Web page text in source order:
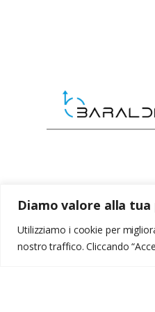
Diamo valore alla tua
Utilizziamo i cookie per
nostro traffico. Cliccando